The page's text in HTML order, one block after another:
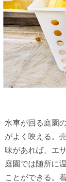
水車が回る庭園
がよく映える。
味があれば、エ
庭園では随所に
ことができる。